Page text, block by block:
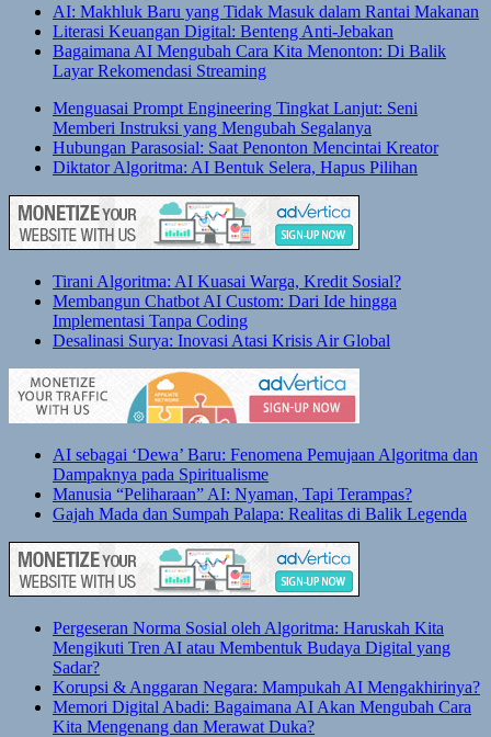
AI: Makhluk Baru yang Tidak Masuk dalam Rantai Makanan
Literasi Keuangan Digital: Benteng Anti-Jebakan
Bagaimana AI Mengubah Cara Kita Menonton: Di Balik
Layar Rekomendasi Streaming
Menguasai Prompt Engineering Tingkat Lanjut: Seni
Memberi Instruksi yang Mengubah Segalanya
Hubungan Parasosial: Saat Penonton Mencintai Kreator
Diktator Algoritma: AI Bentuk Selera, Hapus Pilihan
Tirani Algoritma: AI Kuasai Warga, Kredit Sosial?
Membangun Chatbot AI Custom: Dari Ide hingga
Implementasi Tanpa Coding
Desalinasi Surya: Inovasi Atasi Krisis Air Global
AI sebagai ‘Dewa’ Baru: Fenomena Pemujaan Algoritma dan
Dampaknya pada Spiritualisme
Manusia “Peliharaan” AI: Nyaman, Tapi Terampas?
Gajah Mada dan Sumpah Palapa: Realitas di Balik Legenda
Pergeseran Norma Sosial oleh Algoritma: Haruskah Kita
Mengikuti Tren AI atau Membentuk Budaya Digital yang
Sadar?
Korupsi & Anggaran Negara: Mampukah AI Mengakhirinya?
Memori Digital Abadi: Bagaimana AI Akan Mengubah Cara
Kita Mengenang dan Merawat Duka?